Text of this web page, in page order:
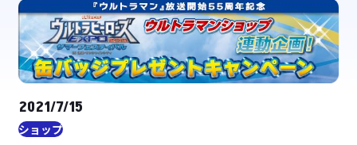
2021/7/15
ショップ